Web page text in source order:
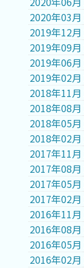
2020年03月
2019年12月
2019年09月
2019年06月
2019年02月
2018年11月
2018年08月
2018年05月
2018年02月
2017年11月
2017年08月
2017年05月
2017年02月
2016年11月
2016年08月
2016年05月
2016年02月